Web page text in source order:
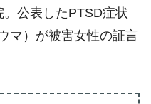
公表したPTSD症状
マ）が被害女性の証言